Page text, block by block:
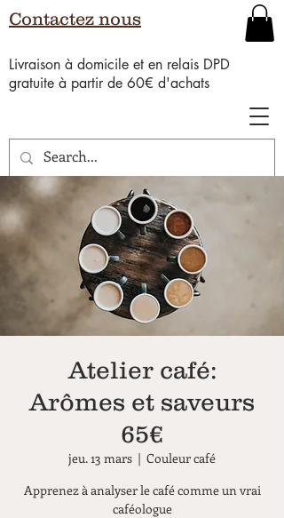
Livraison à domicile et en relais DPD
gratuite à partir de 60€ d'achats
Contactez nous
Atelier café:
Arômes et saveurs
65€
jeu. 13 mars
  |
Couleur café
Apprenez à analyser le café comme un vrai
caféologue